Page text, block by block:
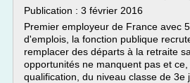
Publication : 3 février 2016
Premier employeur de France avec
d'emplois, la fonction publique
remplacer des départs à la retraite
opportunités ne manquent pas et
qualification, du niveau classe de 3e